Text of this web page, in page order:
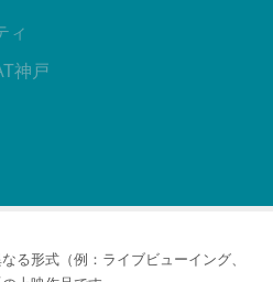
ィ
神戸
る形式（例：ライブビューイング、